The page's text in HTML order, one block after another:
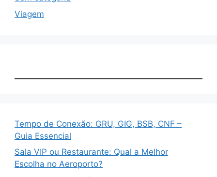
Viagem
Tempo de Conexão: GRU, GIG, BSB, CNF –
Guia Essencial
Sala VIP ou Restaurante: Qual a Melhor
Escolha no Aeroporto?